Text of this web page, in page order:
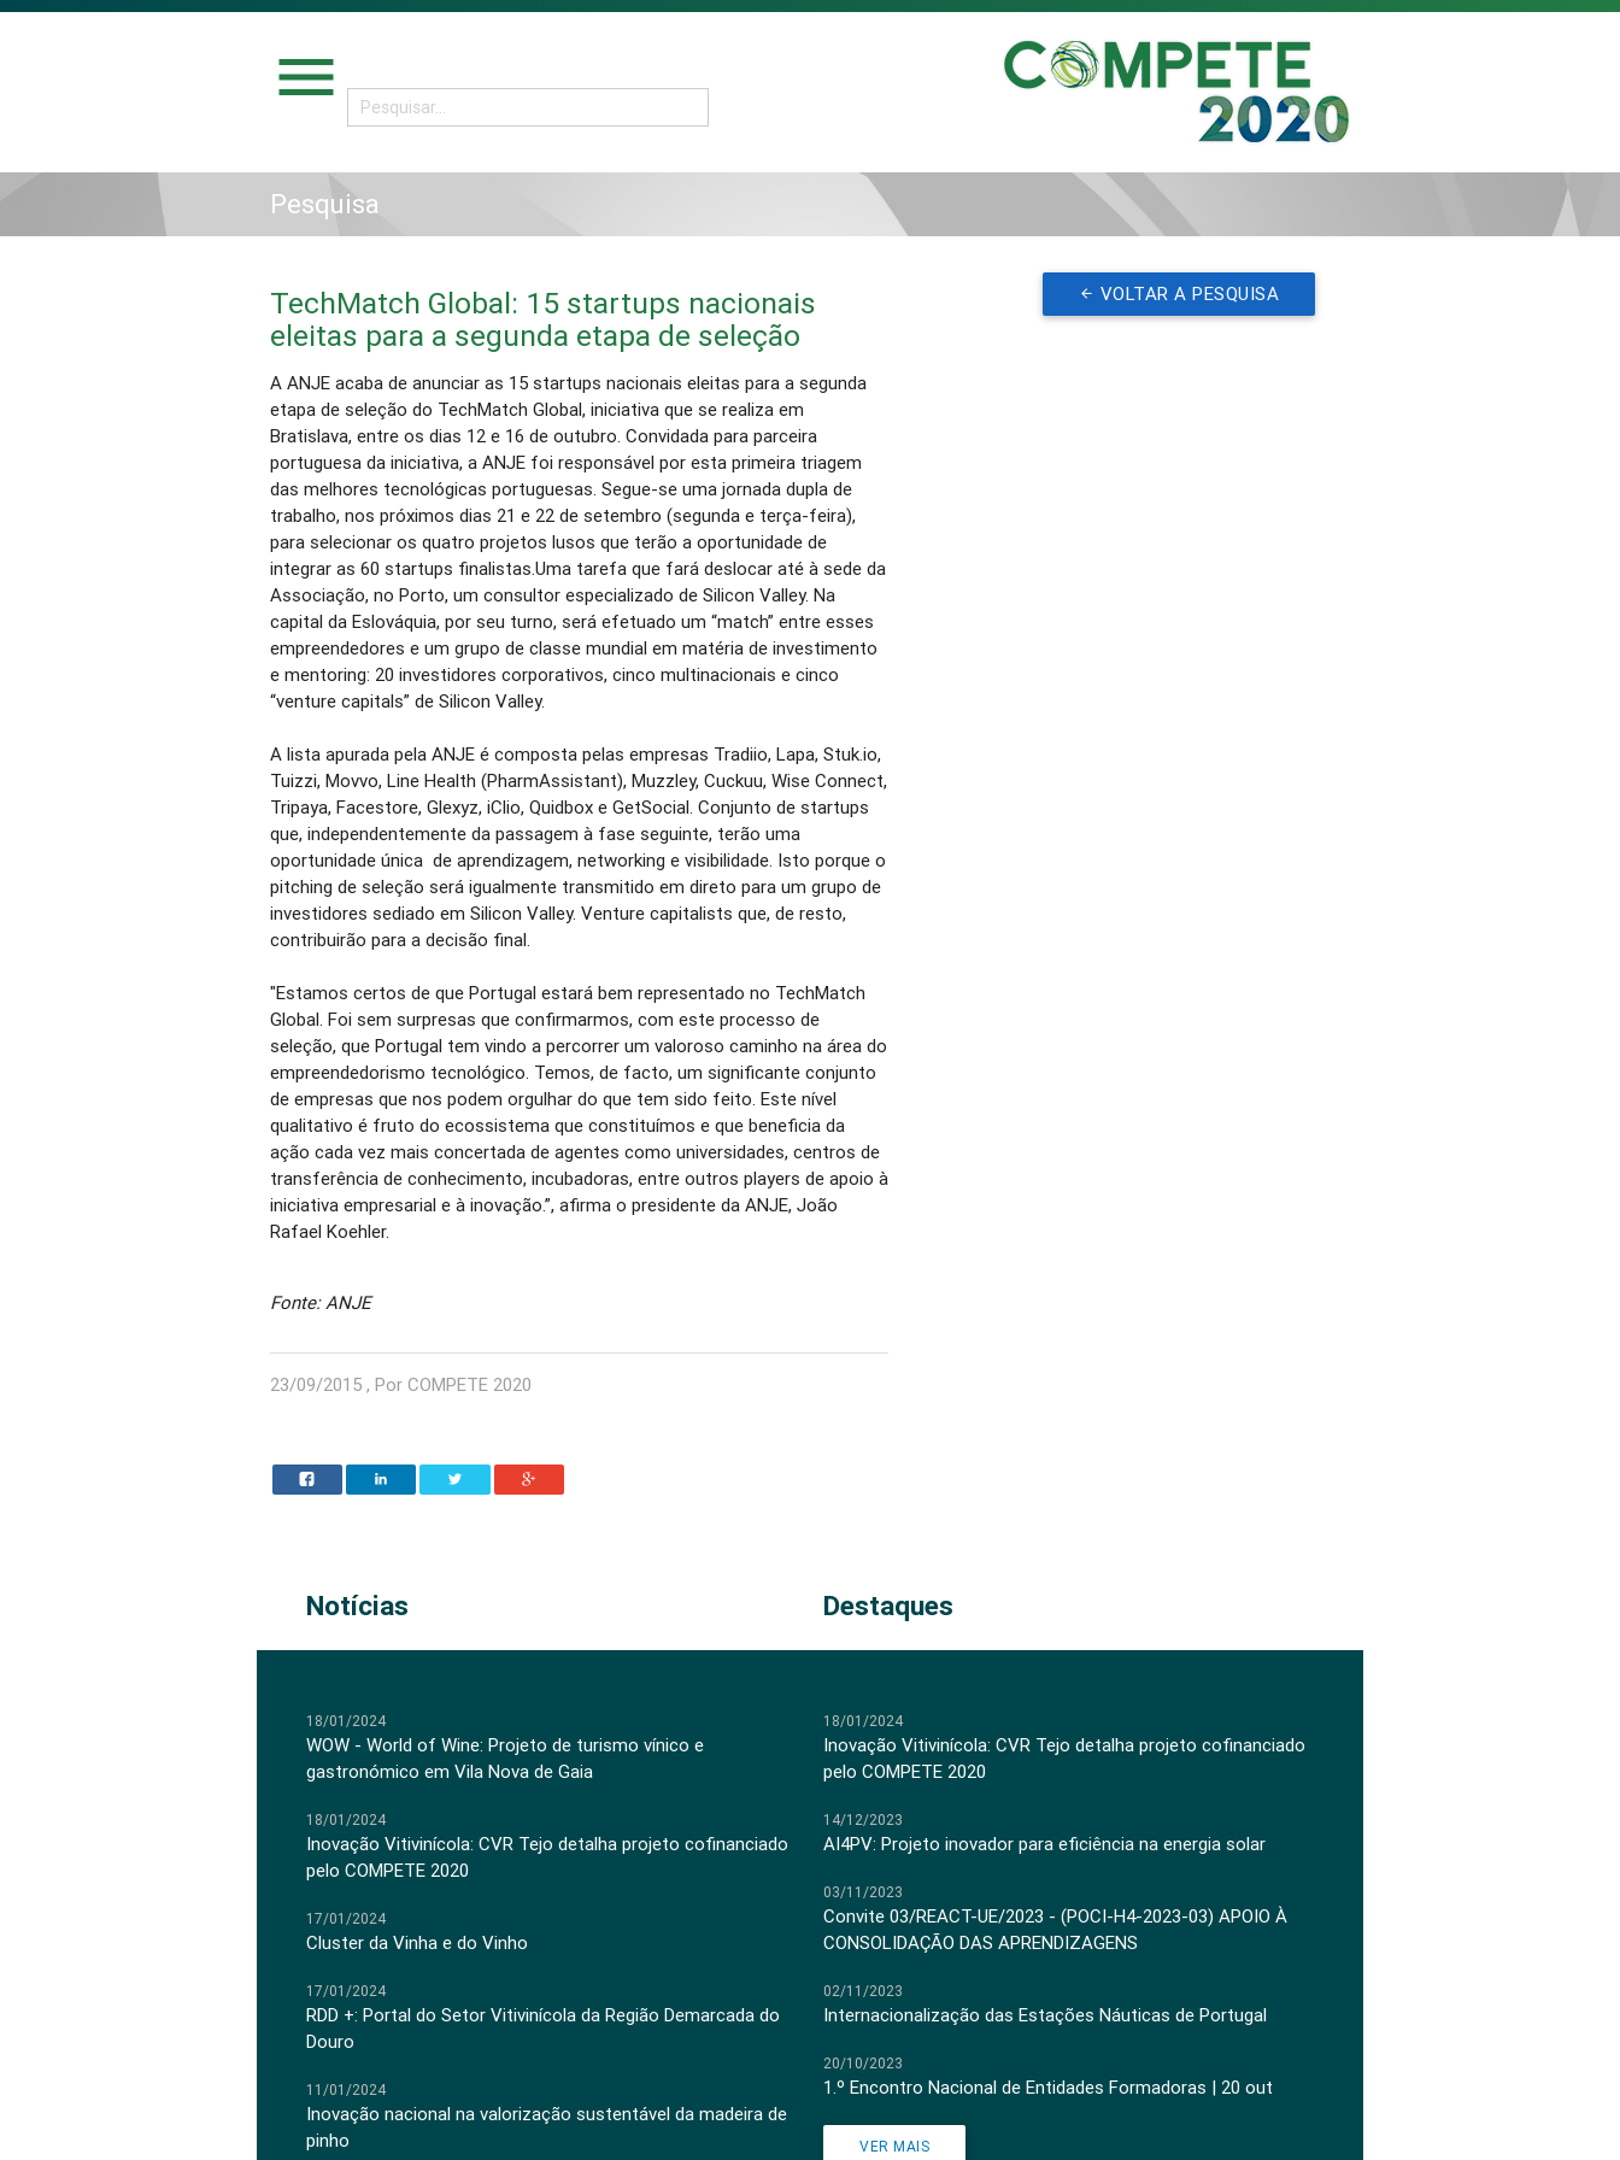
menu
Pesquisa
TechMatch Global: 15 startups nacionais
eleitas para a segunda etapa de seleção
A ANJE acaba de anunciar as 15 startups nacionais eleitas para a segunda
etapa de seleção do TechMatch Global, iniciativa que se realiza em
Bratislava, entre os dias 12 e 16 de outubro. Convidada para parceira
portuguesa da iniciativa, a ANJE foi responsável por esta primeira triagem
das melhores tecnológicas portuguesas. Segue-se uma jornada dupla de
trabalho, nos próximos dias 21 e 22 de setembro (segunda e terça-feira),
para selecionar os quatro projetos lusos que terão a oportunidade de
integrar as 60 startups finalistas.Uma tarefa que fará deslocar até à sede da
Associação, no Porto, um consultor especializado de Silicon Valley. Na
capital da Eslováquia, por seu turno, será efetuado um “match” entre esses
empreendedores e um grupo de classe mundial em matéria de investimento
e mentoring: 20 investidores corporativos, cinco multinacionais e cinco
“venture capitals” de Silicon Valley.
A lista apurada pela ANJE é composta pelas empresas Tradiio, Lapa, Stuk.io,
Tuizzi, Movvo, Line Health (PharmAssistant), Muzzley, Cuckuu, Wise Connect,
Tripaya, Facestore, Glexyz, iClio, Quidbox e GetSocial. Conjunto de startups
que, independentemente da passagem à fase seguinte, terão uma
oportunidade única de aprendizagem, networking e visibilidade. Isto porque o
pitching de seleção será igualmente transmitido em direto para um grupo de
investidores sediado em Silicon Valley. Venture capitalists que, de resto,
contribuirão para a decisão final.
"Estamos certos de que Portugal estará bem representado no TechMatch
Global. Foi sem surpresas que confirmarmos, com este processo de
seleção, que Portugal tem vindo a percorrer um valoroso caminho na área do
empreendedorismo tecnológico. Temos, de facto, um significante conjunto
de empresas que nos podem orgulhar do que tem sido feito. Este nível
qualitativo é fruto do ecossistema que constituímos e que beneficia da
ação cada vez mais concertada de agentes como universidades, centros de
transferência de conhecimento, incubadoras, entre outros players de apoio à
iniciativa empresarial e à inovação.”, afirma o presidente da ANJE, João
Rafael Koehler.
Fonte: ANJE
23/09/2015 , Por COMPETE 2020
VOLTAR A PESQUISA
Notícias Destaques
18/01/2024
WOW - World of Wine: Projeto de turismo vínico e
gastronómico em Vila Nova de Gaia
18/01/2024
Inovação Vitivinícola: CVR Tejo detalha projeto cofinanciado
pelo COMPETE 2020
17/01/2024
Cluster da Vinha e do Vinho
17/01/2024
RDD +: Portal do Setor Vitivinícola da Região Demarcada do
Douro
11/01/2024
Inovação nacional na valorização sustentável da madeira de
pinho
18/01/2024
Inovação Vitivinícola: CVR Tejo detalha projeto cofinanciado
pelo COMPETE 2020
14/12/2023
AI4PV: Projeto inovador para eficiência na energia solar
03/11/2023
Convite 03/REACT-UE/2023 - (POCI-H4-2023-03) APOIO À
CONSOLIDAÇÃO DAS APRENDIZAGENS
02/11/2023
Internacionalização das Estações Náuticas de Portugal
20/10/2023
1.º Encontro Nacional de Entidades Formadoras | 20 out
VER MAIS